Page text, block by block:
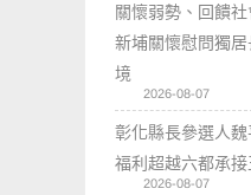
關懷弱勢、回饋
新埔關懷慰問獨
境
2026-08-07
彰化縣長參選人
福利超越六都承
2026-08-07